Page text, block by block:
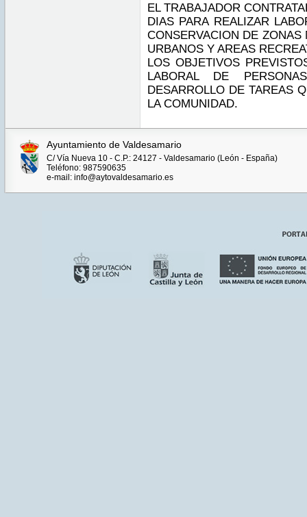
EL TRABAJADOR
DIAS PARA REALIZAR
CONSERVACION DE
URBANOS Y AREAS
LOS OBJETIVOS
LABORAL DE
DESARROLLO DE TAREAS
LA COMUNIDAD.
Ayuntamiento de Valdesamario
C/ Vía Nueva 10 - C.P.: 24127 - Valdesamario (León - España)
Teléfono: 987590635
e-mail: info@aytovaldesamario.es